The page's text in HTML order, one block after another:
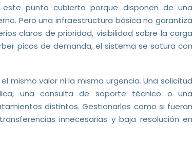
punto cubierto porque disponen de una
Pero una infraestructura básica no garantiza
claros de prioridad, visibilidad sobre la carga
picos de demanda, el sistema se satura con
mismo valor ni la misma urgencia. Una solicitud
una consulta de soporte técnico o una
distintos. Gestionarlas como si fueran
innecesarias y baja resolución en